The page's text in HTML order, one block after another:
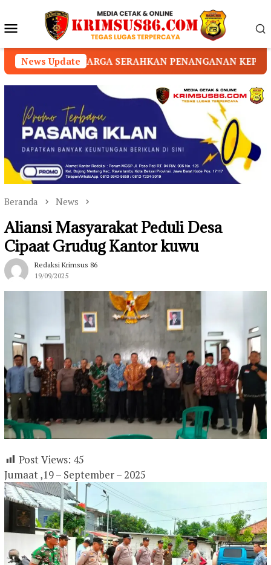
konten Menu
Mobile
News Update
PENANGANAN KEPADA PIHAK YAYASAN
Beranda News
Aliansi Masyarakat Peduli Desa
Cipaat Grudug Kantor kuwu
Redaksi Krimsus 86
19/09/2025
Post Views: 45
Jumaat ,19 – September – 2025